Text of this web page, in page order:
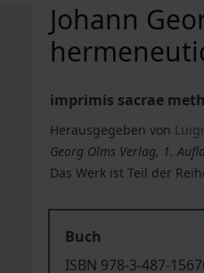
Johann
imprimis sacrae
Herausgegeben von
Georg Olms Verlag, 1.
Das Werk ist Teil der
Buch
ISBN 978-3-487-